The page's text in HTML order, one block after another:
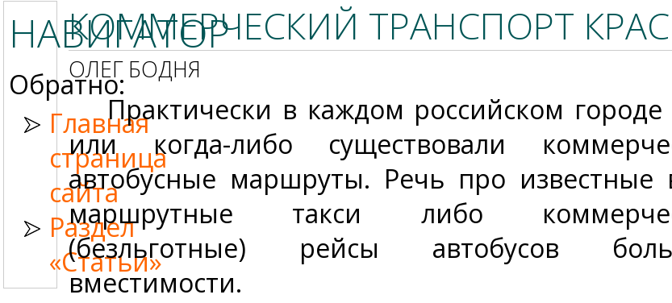
НАВИГАТОР
Обратно:
Главная
страница
сайта
Раздел
«Статьи»
КОММЕРЧЕСКИЙ ТРАНСПОРТ
ОЛЕГ БОДНЯ
Практически в каждом российском городе
или когда-либо существовали
автобусные маршруты. Речь про известные
маршрутные такси либо
(безльготные) рейсы автобусов
вместимости.